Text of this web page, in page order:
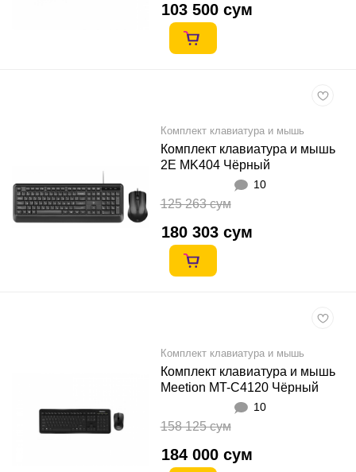
103 500 сум
Комплект клавиатура и мышь
Комплект клавиатура и мышь
2E MK404 Чёрный
10
125 263 сум
180 303 сум
Комплект клавиатура и мышь
Комплект клавиатура и мышь
Meetion MT-C4120 Чёрный
10
158 125 сум
184 000 сум